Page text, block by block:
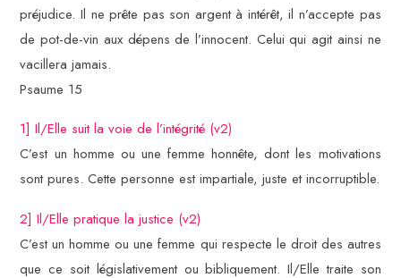
préjudice. Il ne prête pas son argent à intérêt, il n’accepte pas
de pot-de-vin aux dépens de l’innocent. Celui qui agit ainsi ne
vacillera jamais.
Psaume 15
1] Il/Elle suit la voie de l’intégrité (v2)
C’est un homme ou une femme honnête, dont les motivations
sont pures. Cette personne est impartiale, juste et incorruptible.
2] Il/Elle pratique la justice (v2)
C’est un homme ou une femme qui respecte le droit des autres
que ce soit législativement ou bibliquement. Il/Elle traite son